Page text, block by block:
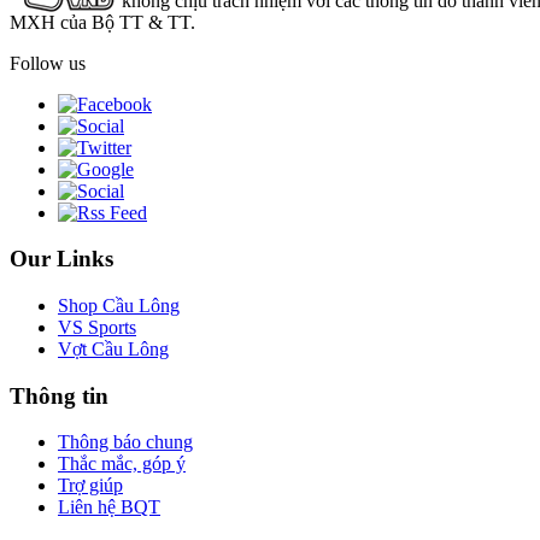
MXH của Bộ TT & TT.
Follow us
Our Links
Shop Cầu Lông
VS Sports
Vợt Cầu Lông
Thông tin
Thông báo chung
Thắc mắc, góp ý
Trợ giúp
Liên hệ BQT